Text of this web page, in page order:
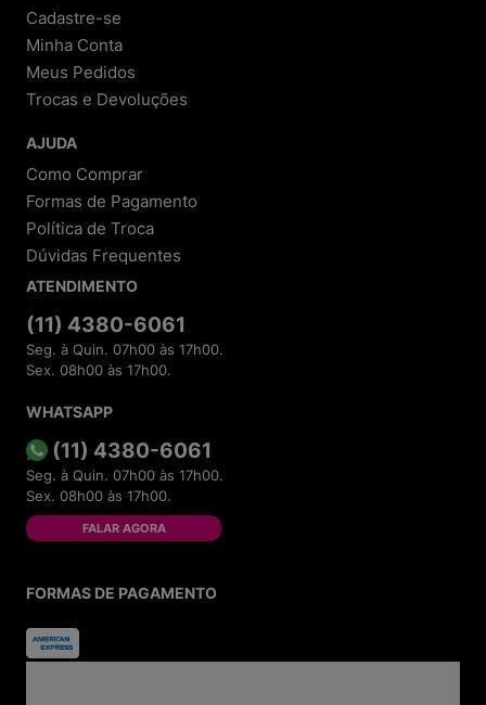
Cadastre-se
Minha Conta
Meus Pedidos
Trocas e Devoluções
AJUDA
Como Comprar
Formas de Pagamento
Política de Troca
Dúvidas Frequentes
ATENDIMENTO
(11) 4380-6061
Seg. à Quin. 07h00 às 17h00.
Sex. 08h00 às 17h00.
WHATSAPP
(11) 4380-6061
Seg. à Quin. 07h00 às 17h00.
Sex. 08h00 às 17h00.
FALAR AGORA
FORMAS DE PAGAMENTO